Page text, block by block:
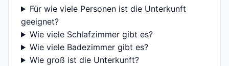
Für wie viele Personen ist die Unterkunft
geeignet?
Wie viele Schlafzimmer gibt es?
Wie viele Badezimmer gibt es?
Wie groß ist die Unterkunft?